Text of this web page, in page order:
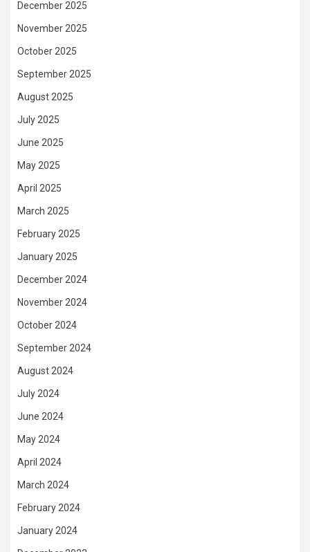
December 2025
November 2025
October 2025
September 2025
August 2025
July 2025
June 2025
May 2025
April 2025
March 2025
February 2025
January 2025
December 2024
November 2024
October 2024
September 2024
August 2024
July 2024
June 2024
May 2024
April 2024
March 2024
February 2024
January 2024